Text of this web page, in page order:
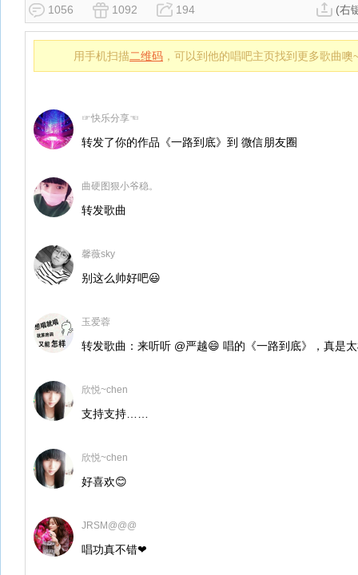
1056 1092 194 (右
用手机扫描二维码 ，可以到他的唱吧主页找到更多歌曲噢
☞快乐分享☜
转发了你的作品《一路到底》到 微信朋友圈
曲硬图狠小爷稳。
转发歌曲
馨薇sky
别这么帅好吧😃
玉爱蓉
转发歌曲：来听听 @严越😄 唱的《一路到底》，真是
欣悦~chen
支持支持……
欣悦~chen
好喜欢😊
JRSM@@@
唱功真不错❤